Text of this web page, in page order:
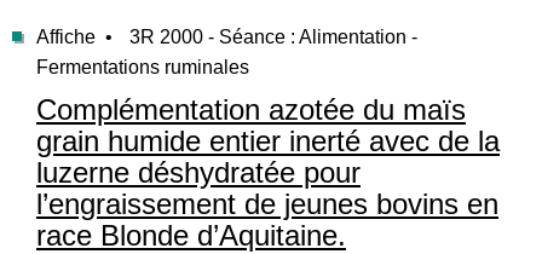
Affiche •
3R 2000 - Séance : Alimentation -
Fermentations ruminales
Complémentation azotée du maïs
grain humide entier inerté avec de la
luzerne déshydratée pour
l’engraissement de jeunes bovins en
race Blonde d’Aquitaine.